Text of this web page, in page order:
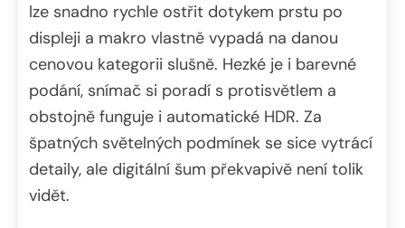
lze snadno rychle ostřit dotykem prstu po
displeji a makro vlastně vypadá na danou
cenovou kategorii slušně. Hezké je i barevné
podání, snímač si poradí s protisvětlem a
obstojně funguje i automatické HDR. Za
špatných světelných podmínek se sice vytrácí
detaily, ale digitální šum překvapivě není tolik
vidět.